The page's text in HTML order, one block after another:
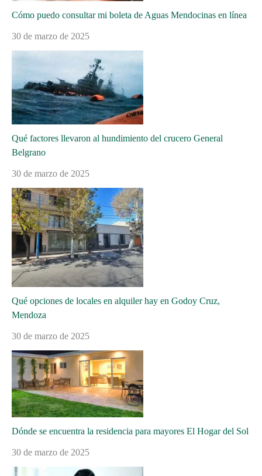
Cómo puedo consultar mi boleta de Aguas Mendocinas en línea
30 de marzo de 2025
Qué factores llevaron al hundimiento del crucero General
Belgrano
30 de marzo de 2025
Qué opciones de locales en alquiler hay en Godoy Cruz,
Mendoza
30 de marzo de 2025
Dónde se encuentra la residencia para mayores El Hogar del Sol
30 de marzo de 2025